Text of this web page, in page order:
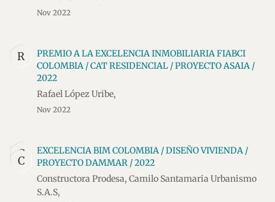
Nov 2022
R
PREMIO A LA EXCELENCIA INMOBILIARIA FIABCI
COLOMBIA / CAT RESIDENCIAL / PROYECTO ASAIA /
2022
Rafael López Uribe,
Nov 2022
C
C
EXCELENCIA BIM COLOMBIA / DISEÑO VIVIENDA /
PROYECTO DAMMAR / 2022
Constructora Prodesa, Camilo Santamaria Urbanismo
S.A.S,